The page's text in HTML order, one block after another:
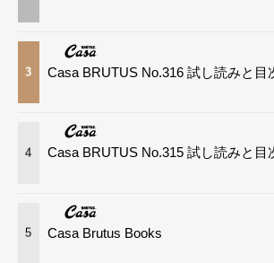
3 Casa BRUTUS No.316 試し読みと目
4 Casa BRUTUS No.315 試し読みと目
5 Casa Brutus Books